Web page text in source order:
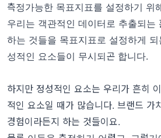
측정가능한 목표지표를 설정하기 위
우리는 객관적인 데이터로 추출되는
하는 것들을 목표지표로 설정하게
성적인 요소들이 무시되곤 합니다.
하지만 정성적인 요소는 우리가 흔히
적인 요소일 때가 많습니다. 브랜드 가
경험이라든지 하는 것들이요.